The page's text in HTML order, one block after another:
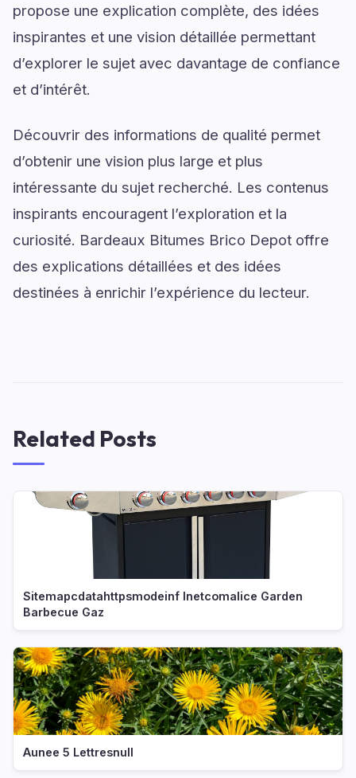
propose une explication complète, des idées
inspirantes et une vision détaillée permettant
d’explorer le sujet avec davantage de confiance
et d’intérêt.
Découvrir des informations de qualité permet
d’obtenir une vision plus large et plus
intéressante du sujet recherché. Les contenus
inspirants encouragent l’exploration et la
curiosité. Bardeaux Bitumes Brico Depot offre
des explications détaillées et des idées
destinées à enrichir l’expérience du lecteur.
Related Posts
Sitemapcdatahttpsmodeinf Inetcomalice Garden
Barbecue Gaz
Aunee 5 Lettresnull